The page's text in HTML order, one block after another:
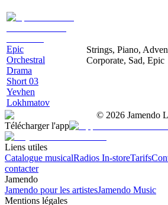
Epic
Orchestral
Drama
Short 03
Yevhen
Lokhmatov
Strings, Piano,
Corporate, Sad, Epic
© 2026 Jamendo
Télécharger l'app
Liens utiles
Catalogue musicalRadios In-storeTarifs
contacter
Jamendo
Jamendo pour les artistesJamendo Music
Mentions légales